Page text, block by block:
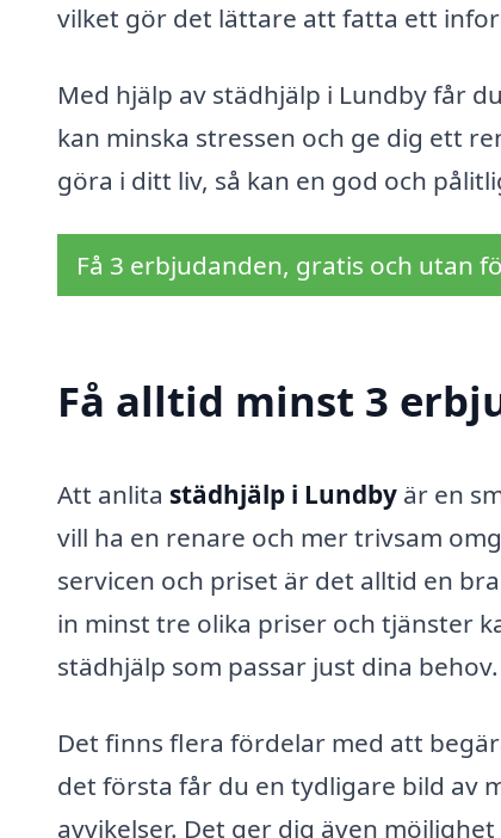
vilket gör det lättare att fatta ett
Med hjälp av städhjälp i Lundby får
kan minska stressen och ge dig ett
göra i ditt liv, så kan en god och
Få 3 erbjudanden, gratis och utan
Få alltid minst 3
Att anlita städhjälp i Lundby är en
vill ha en renare och mer trivsam
servicen och priset är det alltid en
in minst tre olika priser och tjänster
städhjälp som passar just dina behov.
Det finns flera fördelar med att
det första får du en tydligare bild av
avvikelser. Det ger dig även